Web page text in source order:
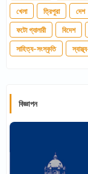
খেলা ত্রিপুরা দেশ
ফটো গ্যালারী বিদেশ
সাহিত্য-সংস্কৃতি
বিজ্ঞাপন